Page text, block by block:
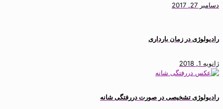
دسامبر 27, 2017
رادیولوژی در زمان بارداری
ژانویه 1, 2018
رادیولوژی تشخیصی در صورت دررفتگی شانه